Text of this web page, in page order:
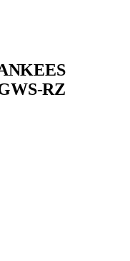
RZ